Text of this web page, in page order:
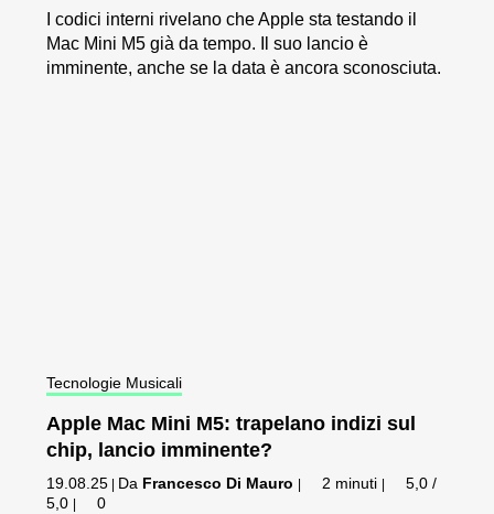
I codici interni rivelano che Apple sta testando il
Mac Mini M5 già da tempo. Il suo lancio è
imminente, anche se la data è ancora sconosciuta.
Tecnologie Musicali
Apple Mac Mini M5: trapelano indizi sul
chip, lancio imminente?
19.08.25 Da Francesco Di Mauro 2 minuti
5,0 /
5,0
0